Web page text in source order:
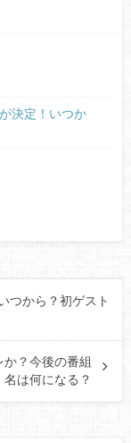
決定！いつか
つから？初ゲスト
か？今後の番組
名は何になる？